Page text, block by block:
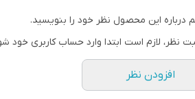
درباره این محصول نظر خود را بنویسید.
نظر، لازم است ابتدا وارد حساب کاربری خود
افزودن نظر